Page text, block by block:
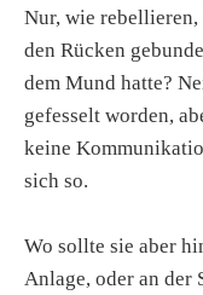
Nur, wie rebellieren,
den Rücken
dem Mund hatte?
gefesselt worden,
keine
sich so.
Wo sollte sie aber
Anlage, oder an der